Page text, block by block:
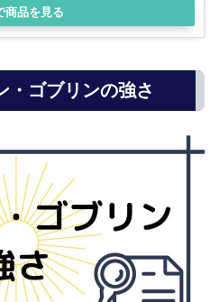
商品を見る
ゴブリンの強さ